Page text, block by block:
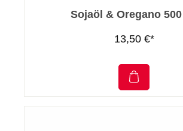
Sojaöl & Oregano 500
13,50 €*